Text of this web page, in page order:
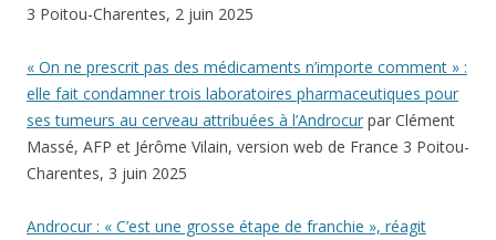
3 Poitou-Charentes, 2 juin 2025
« On ne prescrit pas des médicaments n’importe comment » :
elle fait condamner trois laboratoires pharmaceutiques pour
ses tumeurs au cerveau attribuées à l’Androcur par Clément
Massé, AFP et Jérôme Vilain, version web de France 3 Poitou-
Charentes, 3 juin 2025
Androcur : « C’est une grosse étape de franchie », réagit